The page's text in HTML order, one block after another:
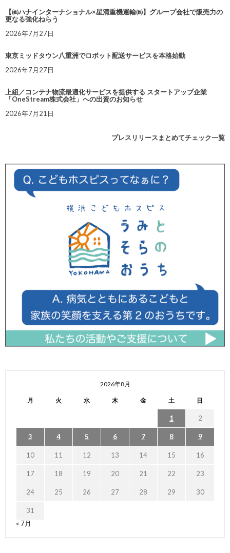
【㈱ハナインターナショナル×星清重機運輸㈱】グループ会社で販売力の
更なる強化ねらう
2026年7月27日
東京ミッドタウン八重洲でロボット配送サービスを本格始動
2026年7月27日
上組／コンテナ物流最適化サービスを提供する スタートアップ企業
「OneStream株式会社」への出資のお知らせ
2026年7月21日
プレスリリースまとめてチェック一覧
2026年8月
月 火 水 木 金 土 日
1 2
3 4 5 6 7 8 9
10 11 12 13 14 15 16
17 18 19 20 21 22 23
24 25 26 27 28 29 30
31
« 7月